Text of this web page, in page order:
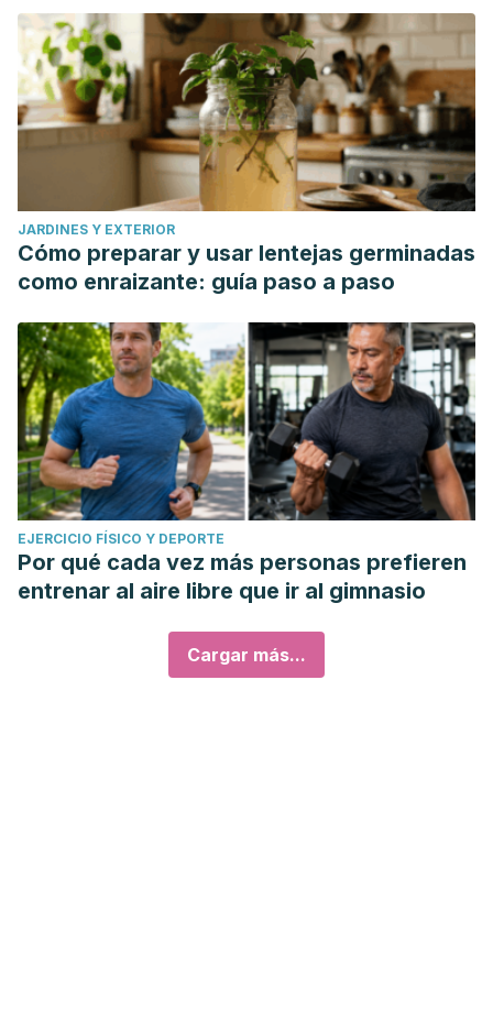
JARDINES Y EXTERIOR
Cómo preparar y usar lentejas germinadas
como enraizante: guía paso a paso
EJERCICIO FÍSICO Y DEPORTE
Por qué cada vez más personas prefieren
entrenar al aire libre que ir al gimnasio
Cargar más...